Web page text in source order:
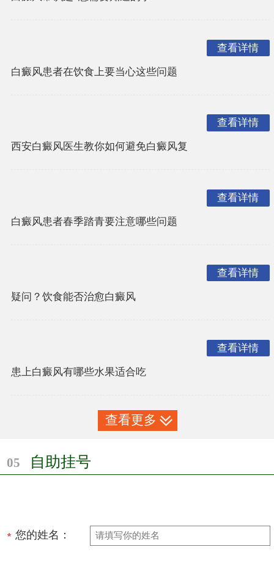
白癜风患者在饮食上要当心这些问题
查看详情
西安白癜风医生教你如何避免白癜风复
查看详情
白癜风患者春季踏青要注意哪些问题
查看详情
疑问？饮食能否治愈白癜风
查看详情
患上白癜风有哪些水果适合吃
查看详情
查看更多
05 自助挂号
您的姓名：